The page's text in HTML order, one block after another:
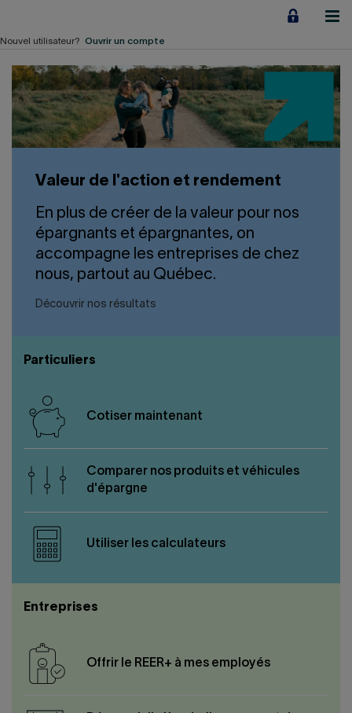
contenu
Particuliers
Employeurs
Financement d'entreprise
Notre Impact
À propos
LIENS RAPIDES
Nous joindre
Nouvel utilisateur? Ouvrir un compte
Valeur de l'action et rendement
En plus de créer de la valeur pour nos
épargnants et épargnantes, on
accompagne les entreprises de chez
nous, partout au Québec.
Découvrir nos résultats
Particuliers
Cotiser maintenant
Comparer nos produits et véhicules
d'épargne
Utiliser les calculateurs
Entreprises
Offrir le REER+ à mes employés